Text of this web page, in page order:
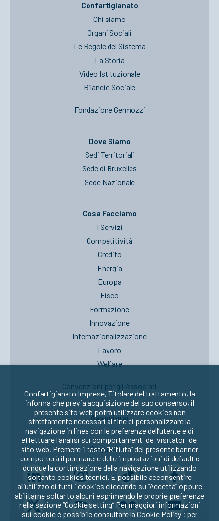
Confartigianato
Chi siamo
Organi Sociali
Le Regole del Sistema
La Storia
Video Istituzionale
Bilancio Sociale
Fondazione Germozzi
Dove Siamo
Sedi Territoriali
Sede di Bruxelles
Sede Nazionale
Cosa Facciamo
I Servizi
Competitività
Credito
Energia
Europa
Fisco
Formazione
Innovazione
Internazionalizzazione
Lavoro
Welfare
Convenzioni per gli Associati
Associarsi
Seguici su:
Confartigianato Imprese, Titolare del trattamento, la
informa che previa acquisizione del suo consenso, il
presente sito web potrà utilizzare cookies non
strettamente necessari al fine di personalizzare la
navigazione in linea con le preferenze dell’utente e di
effettuare l’analisi sui comportamenti dei visitatori del
sito web. Premere il tasto “Rifiuta” del presente banner
comporterà il permanere delle impostazioni di default e
dunque la continuazione della navigazione utilizzando
soltanto cookies tecnici. È possibile acconsentire
all’utilizzo di tutti i cookies cliccando su “Accetta” oppure
abilitarne soltanto alcuni esprimendo le proprie preferenze
nella sezione “Cookie setting” Per maggiori informazioni
sui cookie è possibile consultare la Cookie Policy; per